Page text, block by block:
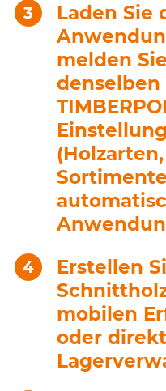
Laden Sie
melden
Erstellen
mobilen
oder